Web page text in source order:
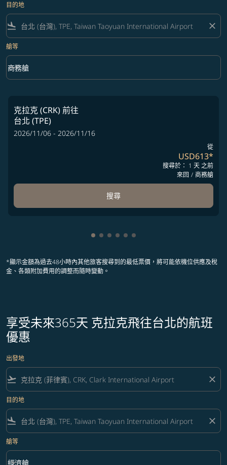
目的地
flight_land close
艙等
艙等 option 商務艙 Selected
商務艙
keyboard_arrow_down
克拉克 (CRK)前往
台北 (TPE)
2026/11/06 - 2026/11/16
從
USD613*
搜尋於： 1 天 之前
來回 / 商務艙
搜尋
顯示 cmp-pagination-showing-
顯示 cmp-pagination-showing-
顯示 cmp-pagination-
顯示 cmp-pagination-
顯示 cmp-pagination-
顯示 cmp-pagination-
*顯示金額為過去48小時內其他旅客搜尋到的最低票價，將可能依機位供應及稅
金、各類附加費用的調整而隨時變動。
享受未來365天 克拉克飛往台北的航班
優惠
出發地
flight_takeoff close
目的地
flight_land close
艙等
經濟艙
keyboard_arrow_down